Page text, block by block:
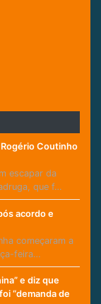
Coutinho
escapar da
que f…
acordo e
começaram a
feira…
e diz que
“demanda de